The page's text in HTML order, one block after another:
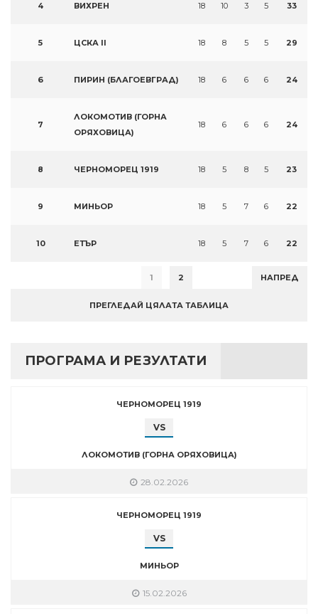
4 ВИХРЕН 18 10 3 5 33
5 ЦСКА II 18 8 5 5 29
6 ПИРИН (БЛАГОЕВГРАД) 18 6 6 6 24
7
ЛОКОМОТИВ (ГОРНА
ОРЯХОВИЦА)
18 6 6 6 24
8 ЧЕРНОМОРЕЦ 1919 18 5 8 5 23
9 МИНЬОР 18 5 7 6 22
10 ЕТЪР 18 5 7 6 22
1 2 НАПРЕД
ПРЕГЛЕДАЙ ЦЯЛАТА ТАБЛИЦА
ПРОГРАМА И РЕЗУЛТАТИ
ЧЕРНОМОРЕЦ 1919
VS
ЛОКОМОТИВ (ГОРНА ОРЯХОВИЦА)
28.02.2026
ЧЕРНОМОРЕЦ 1919
VS
МИНЬОР
15.02.2026